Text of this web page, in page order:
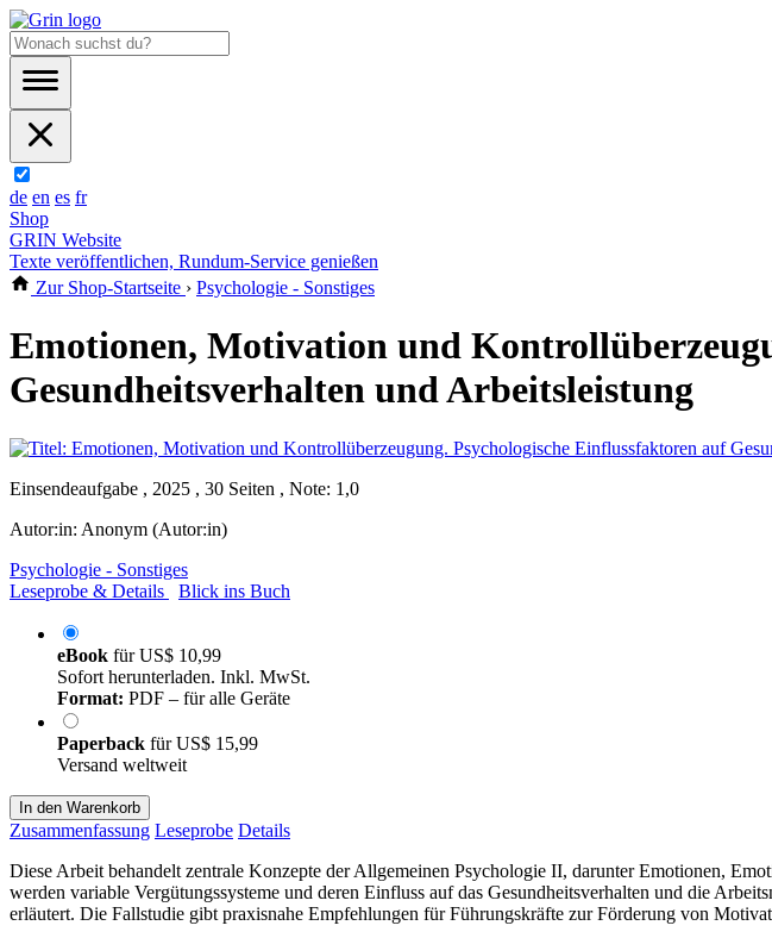
de en es fr
Shop
GRIN Website
Texte veröffentlichen, Rundum-Service genießen
Zur Shop-Startseite › Psychologie - Sonstiges
Emotionen, Motivation und
Gesundheitsverhalten und Arbeitsleistung
Einsendeaufgabe , 2025 , 30 Seiten , Note: 1,0
Autor:in: Anonym (Autor:in)
Psychologie - Sonstiges
Leseprobe & Details
Blick ins Buch
eBook fürUS$ 10,99
Sofort herunterladen. Inkl. MwSt.
Format: PDF – für alle Geräte
Paperback fürUS$ 15,99
Versand weltweit
In den Warenkorb
Zusammenfassung Leseprobe Details
Diese Arbeit behandelt zentrale Konzepte der Allgemeinen Psychologie II, darunter Emotionen,
werden variable Vergütungssysteme und deren Einfluss auf das Gesundheitsverhalten und die
erläutert. Die Fallstudie gibt praxisnahe Empfehlungen für Führungskräfte zur Förderung von